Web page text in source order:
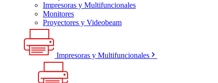
Impresoras y Multifuncionales
Monitores
Proyectores y Videobeam
Impresoras y Multifuncionales